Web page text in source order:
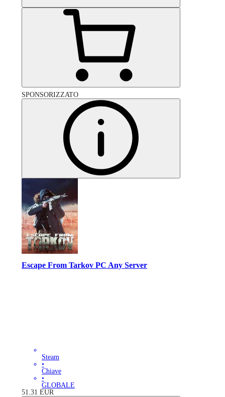
SPONSORIZZATO
Escape From Tarkov PC Any Server
Steam
•
Chiave
•
GLOBALE
51.31 EUR